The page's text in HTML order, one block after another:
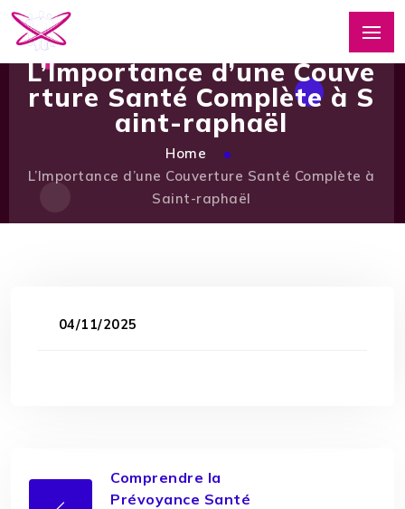
L’Importance d’une Couve
rture Santé Complète à S
aint-raphaël
Home
L’Importance d’une Couverture Santé Complète à
Saint-raphaël
04/11/2025
Comprendre la
Prévoyance Santé